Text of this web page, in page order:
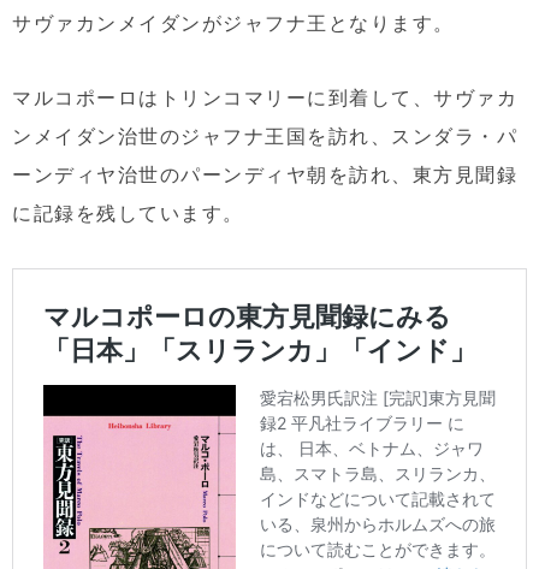
サヴァカンメイダンがジャフナ王となります。
マルコポーロはトリンコマリーに到着して、サヴァカ
ンメイダン治世のジャフナ王国を訪れ、スンダラ・パ
ーンディヤ治世のパーンディヤ朝を訪れ、東方見聞録
に記録を残しています。